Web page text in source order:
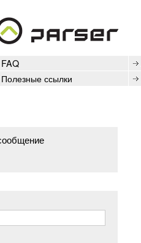
FAQ
Полезные ссылки